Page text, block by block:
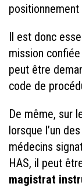
positionnement
Il est donc
mission
peut être
code de
De même, sur
lorsque l’un
médecins
HAS, il peut
magistrat